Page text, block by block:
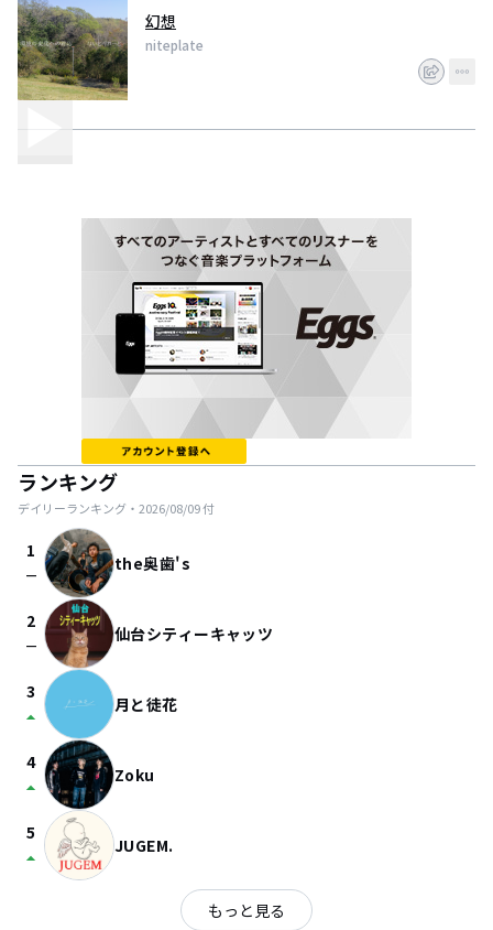
幻想
niteplate
ランキング
デイリーランキング・ 2026/08/09付
1
check_indeterminate_small the奥歯's
2
check_indeterminate_small 仙台シティーキャッツ
3
arrow_drop_up 月と徒花
4
arrow_drop_up Zoku
5
arrow_drop_up JUGEM.
もっと見る